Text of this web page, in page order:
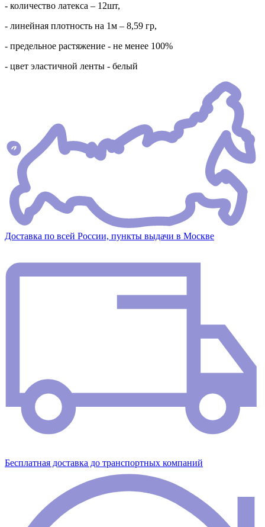
- количество латекса – 12шт,
- линейная плотность на 1м – 8,59 гр,
- предельное растяжение - не менее 100%
- цвет эластичной ленты - белый
Доставка по всей России, пункты выдачи в Москве
Бесплатная доставка до транспортных компаний